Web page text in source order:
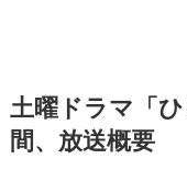
土曜ドラマ「
間、放送概要